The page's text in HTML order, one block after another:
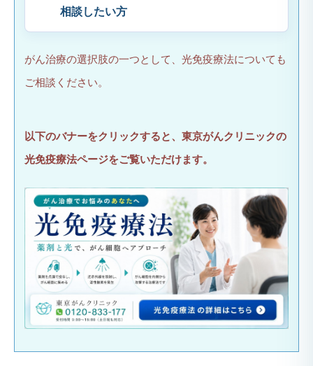
相談したい方
がん治療の選択肢の一つとして、光免疫療法についても
ご相談ください。
以下のバナーをクリックすると、東京がんクリニックの
光免疫療法ページをご覧いただけます。